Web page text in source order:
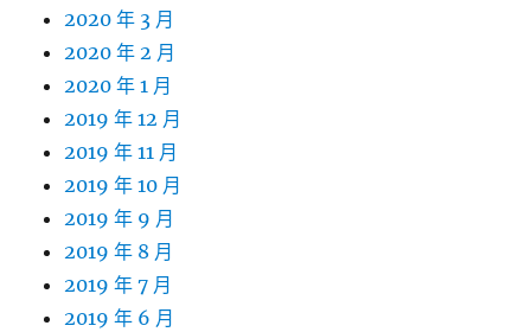
2020 年 3 月
2020 年 2 月
2020 年 1 月
2019 年 12 月
2019 年 11 月
2019 年 10 月
2019 年 9 月
2019 年 8 月
2019 年 7 月
2019 年 6 月